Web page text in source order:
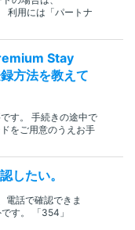
利用には「パートナ
Stay
方法を教えて
す。 手続きの途中で
をご用意のうえお手
したい。
電話で確認できま
す。 「354」